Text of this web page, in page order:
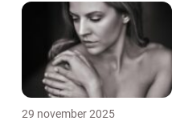
29 november 2025